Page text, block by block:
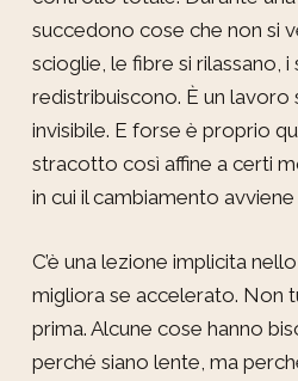
succedono cose che non si
scioglie, le fibre si rilassano, i
redistribuiscono. È un lavoro
invisibile. E forse è proprio
stracotto così affine a certi
in cui il cambiamento
C’è una lezione implicita
migliora se accelerato. Non
prima. Alcune cose hanno
perché siano lente, ma